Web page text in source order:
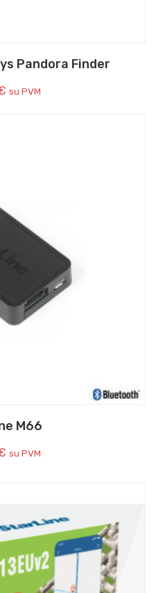
Pandora Finder
su PVM
M66
su PVM